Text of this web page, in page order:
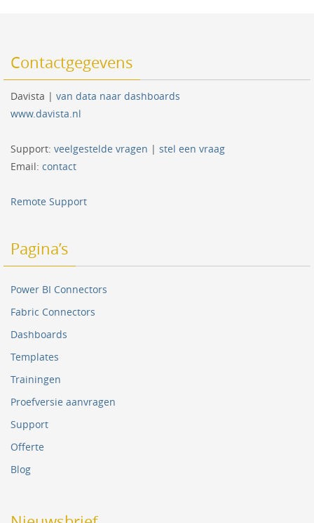
Contactgegevens
Davista | van data naar dashboards
www.davista.nl
Support: veelgestelde vragen | stel een vraag
Email: contact
Remote Support
Pagina’s
Power BI Connectors
Fabric Connectors
Dashboards
Templates
Trainingen
Proefversie aanvragen
Support
Offerte
Blog